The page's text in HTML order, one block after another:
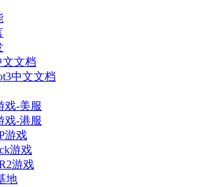
文文档
中文文档
戏-美服
戏-港服
游戏
游戏
游戏
地